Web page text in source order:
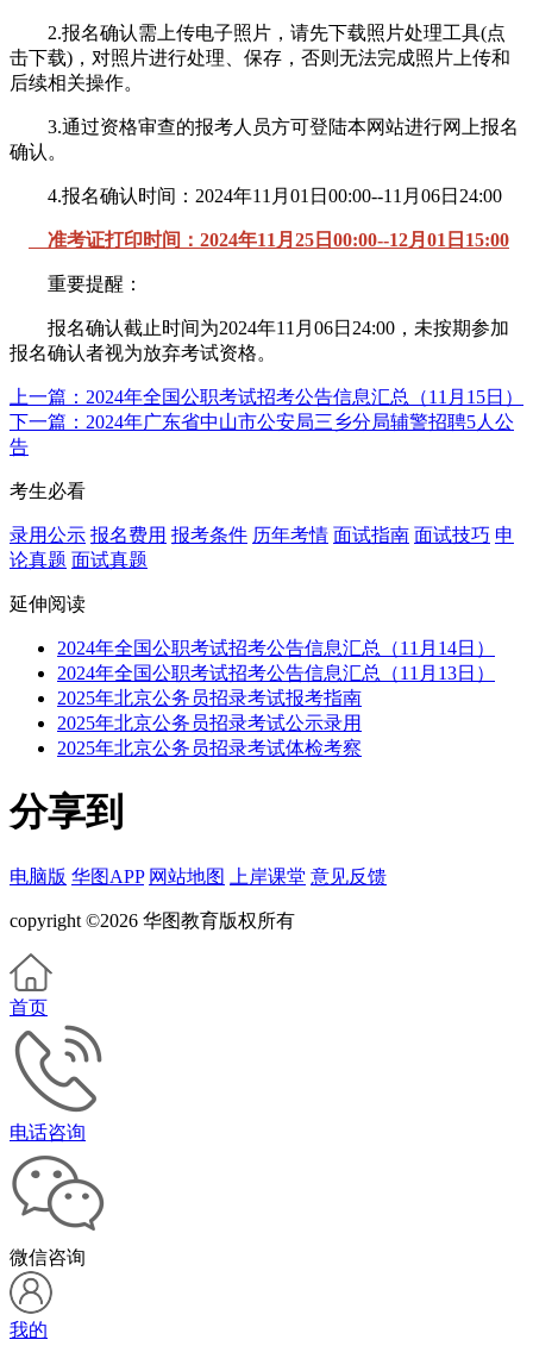
2.报名确认需上传电子照片，请先下载照片处理工具(点
击下载)，对照片进行处理、保存，否则无法完成照片上传和
后续相关操作。
3.通过资格审查的报考人员方可登陆本网站进行网上报名
确认。
4.报名确认时间：2024年11月01日00:00--11月06日24:00
准考证打印时间：2024年11月25日00:00--12月01日15:00
重要提醒：
报名确认截止时间为2024年11月06日24:00，未按期参加
报名确认者视为放弃考试资格。
上一篇：2024年全国公职考试招考公告信息汇总（11月15日）
下一篇：2024年广东省中山市公安局三乡分局辅警招聘5人公
告
考生必看
录用公示 报名费用 报考条件 历年考情 面试指南 面试技巧 申
论真题 面试真题
延伸阅读
2024年全国公职考试招考公告信息汇总（11月14日）
2024年全国公职考试招考公告信息汇总（11月13日）
2025年北京公务员招录考试报考指南
2025年北京公务员招录考试公示录用
2025年北京公务员招录考试体检考察
分享到
电脑版 华图APP 网站地图 上岸课堂 意见反馈
copyright ©2026 华图教育版权所有
首页
电话咨询
微信咨询
我的